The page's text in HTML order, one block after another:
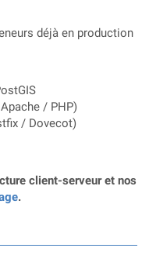
déjà en production
/ PHP)
/ Dovecot)
client-serveur et nos
.